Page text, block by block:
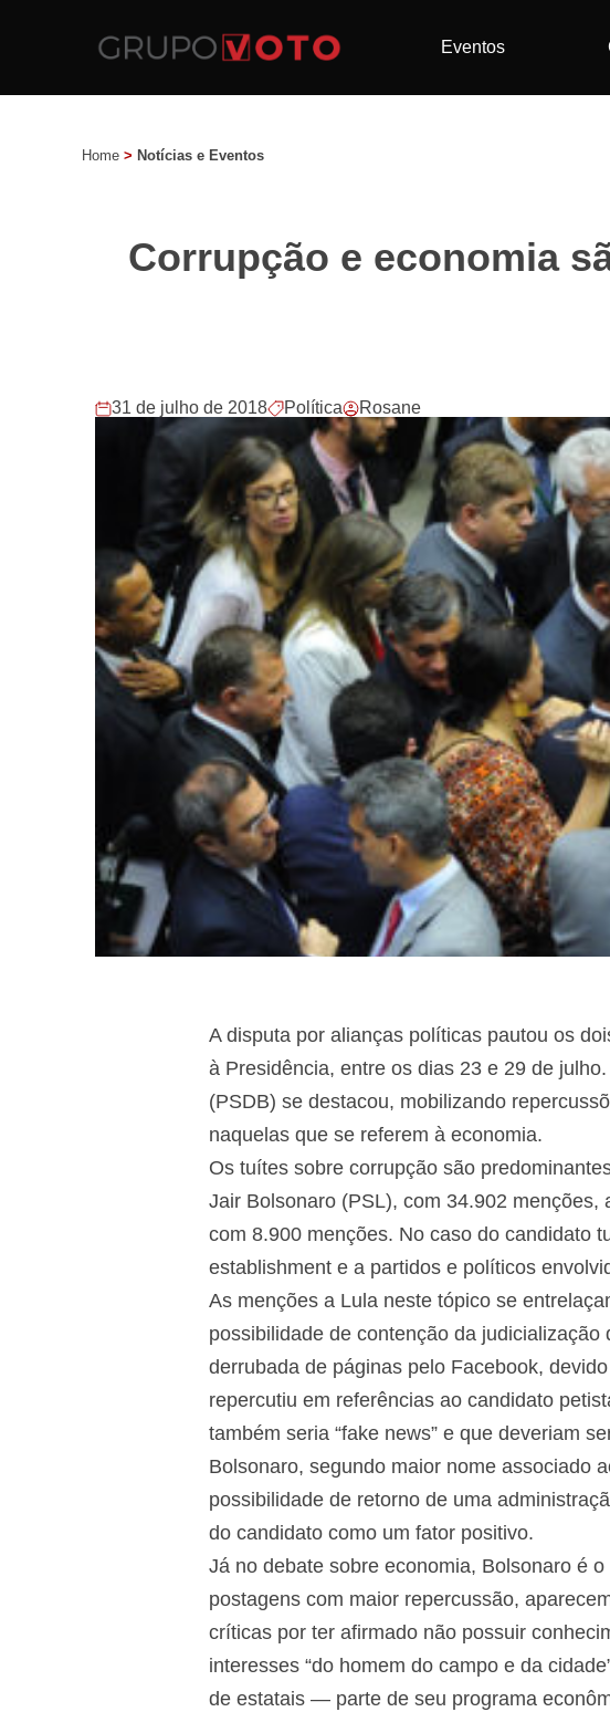
Eventos
Home > Notícias e Eventos
Corrupção e economia
31 de julho de 2018 Política Rosane
A disputa por alianças políticas pautou os
à Presidência, entre os dias 23 e 29 de
(PSDB) se destacou, mobilizando
naquelas que se referem à economia.
Os tuítes sobre corrupção são
Jair Bolsonaro (PSL), com 34.902
com 8.900 menções. No caso do candidato
establishment e a partidos e políticos
As menções a Lula neste tópico se
possibilidade de contenção da
derrubada de páginas pelo Facebook,
repercutiu em referências ao candidato
também seria “fake news” e que deveriam
Bolsonaro, segundo maior nome associado
possibilidade de retorno de uma
do candidato como um fator positivo.
Já no debate sobre economia, Bolsonaro é
postagens com maior repercussão,
críticas por ter afirmado não possuir
interesses “do homem do campo e da
de estatais — parte de seu programa